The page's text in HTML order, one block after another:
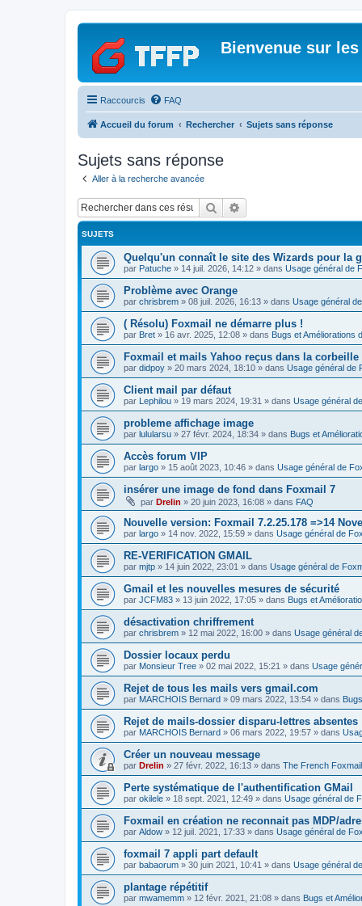
Bienvenue sur
Raccourcis FAQ
Accueil du forum Rechercher Sujets sans réponse
Sujets sans réponse
Aller à la recherche avancée
Rechercher
SUJETS
Quelqu'un connaît le site des Wizards pour la
par Patuche » 14 juil. 2026, 14:12 » dans Usage général de
Problème avec Orange
par chrisbrem » 08 juil. 2026, 16:13 » dans Usage général
( Résolu) Foxmail ne démarre plus !
par Bret » 16 avr. 2025, 12:08 » dans Bugs et Améliorations
Foxmail et mails Yahoo reçus dans la corbeille
par didpoy » 20 mars 2024, 18:10 » dans Usage général de
Client mail par défaut
par Lephilou » 19 mars 2024, 19:31 » dans Usage général
probleme affichage image
par lulularsu » 27 févr. 2024, 18:34 » dans Bugs et
Accès forum VIP
par largo » 15 août 2023, 10:46 » dans Usage général de
insérer une image de fond dans Foxmail 7
par Drelin » 20 juin 2023, 16:08 » dans FAQ
Nouvelle version: Foxmail 7.2.25.178 =>14
par largo » 14 nov. 2022, 15:59 » dans Usage général de
RE-VERIFICATION GMAIL
par mjtp » 14 juin 2022, 23:01 » dans Usage général de
Gmail et les nouvelles mesures de sécurité
par JCFM83 » 13 juin 2022, 17:05 » dans Bugs et
désactivation chriffrement
par chrisbrem » 12 mai 2022, 16:00 » dans Usage général
Dossier locaux perdu
par Monsieur Tree » 02 mai 2022, 15:21 » dans Usage
Rejet de tous les mails vers gmail.com
par MARCHOIS Bernard » 09 mars 2022, 13:54 » dans
Rejet de mails-dossier disparu-lettres absentes
par MARCHOIS Bernard » 06 mars 2022, 19:57 » dans
Créer un nouveau message
par Drelin » 27 févr. 2022, 16:13 » dans The French
Perte systématique de l'authentification GMail
par okilele » 18 sept. 2021, 12:49 » dans Usage général de
Foxmail en création ne reconnait pas MDP/
par Aldow » 12 juil. 2021, 17:33 » dans Usage général de
foxmail 7 appli part default
par babaorum » 30 juin 2021, 10:41 » dans Usage général
plantage répétitif
par mwamemm » 12 févr. 2021, 21:08 » dans Bugs et